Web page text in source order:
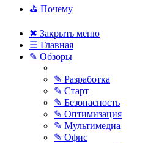
⛳ Почему
✖ Закрыть меню
☰ Главная
✎ Обзоры
✎ Разработка
✎ Старт
✎ Безопасность
✎ Оптимизация
✎ Мультимедиа
✎ Офис